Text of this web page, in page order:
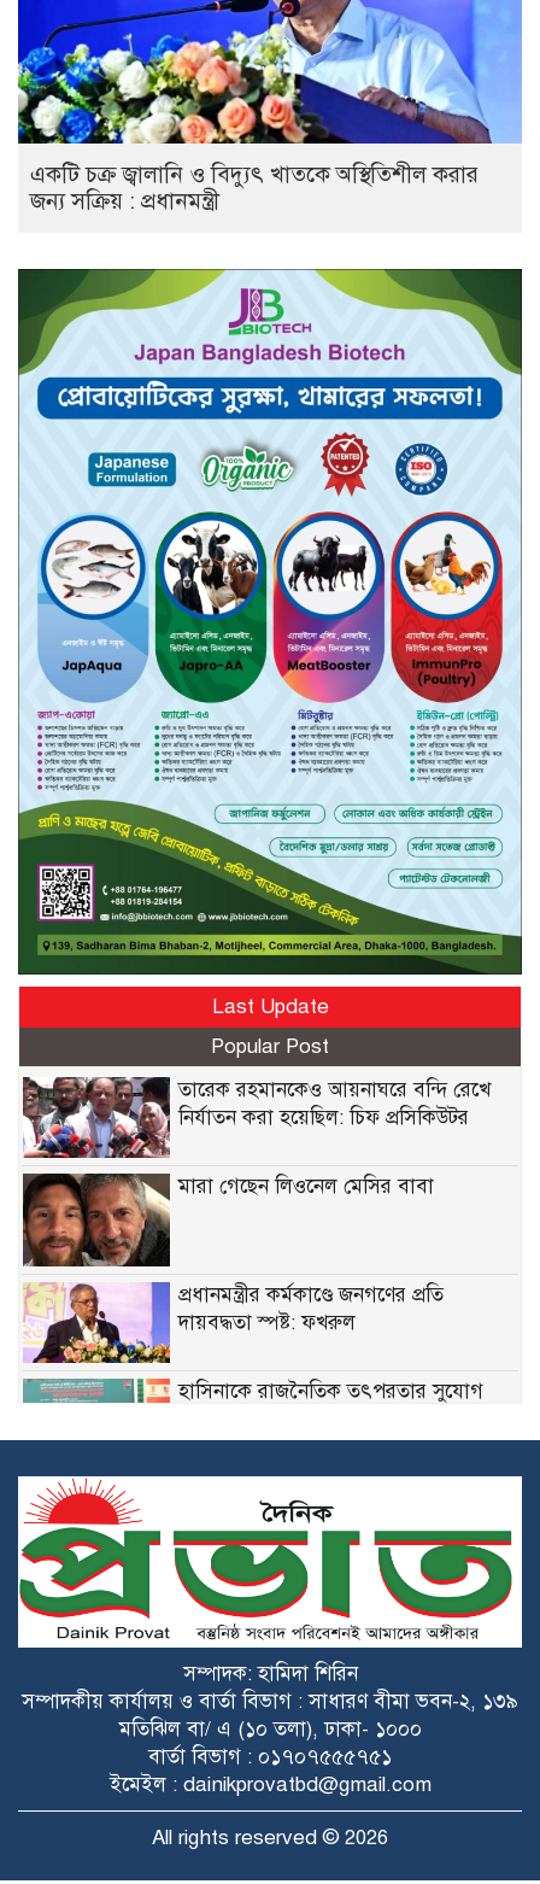
একটি চক্র জ্বালানি ও বিদ্যুৎ খাতকে অস্থিতিশীল করার
জন্য সক্রিয় : প্রধানমন্ত্রী
Last Update
Popular Post
তারেক রহমানকেও আয়নাঘরে বন্দি রেখে
নির্যাতন করা হয়েছিল: চিফ প্রসিকিউটর
মারা গেছেন লিওনেল মেসির বাবা
প্রধানমন্ত্রীর কর্মকাণ্ডে জনগণের প্রতি
দায়বদ্ধতা স্পষ্ট: ফখরুল
হাসিনাকে রাজনৈতিক তৎপরতার সুযোগ
হবে: স্বরাষ্ট্রমন্ত্রী
পরিবারের ১০ সদস্য
একটি চক্র জ্বালানি ও বিদ্যুৎ খাতকে
অস্থিতিশীল করার জন্য সক্রিয় : প্রধানমন্ত্রী
অনুমোদন পেলো জাতীয় সাংবাদিক সংস্থার
পিরোজপুর জেলা কমিটি
কলাপাড়া হাসপাতালে চালু হলো সিজারিয়ান
অপারেশন
রাজশাহীতে সপ্তাহের ব্যবধানে চড়া ডিমের
সম্পাদক: হামিদা শিরিন
সম্পাদকীয় কার্যালয় ও বার্তা বিভাগ : সাধারণ বীমা ভবন-২, ১৩৯
মতিঝিল বা/ এ (১০ তলা), ঢাকা- ১০০০
বার্তা বিভাগ : ০১৭০৭৫৫৫৭৫১
ইমেইল : dainikprovatbd@gmail.com
All rights reserved © 2026